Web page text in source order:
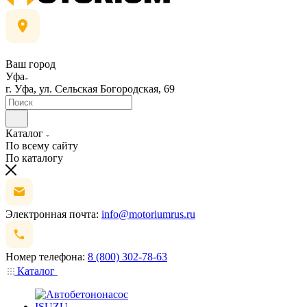
Ваш город
Уфа
г. Уфа, ул. Сельская Богородская, 69
Каталог
По всему сайту
По каталогу
Электронная почта: info@motoriumrus.ru
Номер телефона: 8 (800) 302-78-63
Каталог